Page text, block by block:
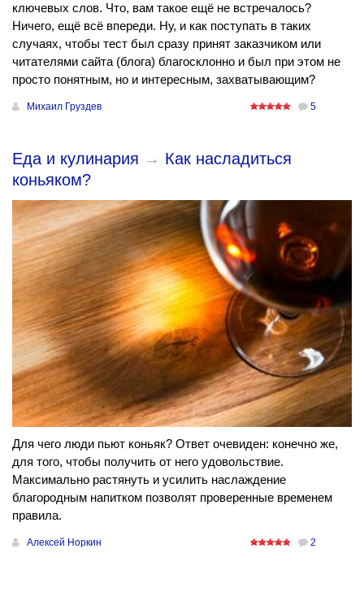
ключевых слов. Что, вам такое ещё не встречалось?
Ничего, ещё всё впереди. Ну, и как поступать в таких
случаях, чтобы тест был сразу принят заказчиком или
читателями сайта (блога) благосклонно и был при этом не
просто понятным, но и интересным, захватывающим?
Михаил Груздев 5
Еда и кулинария → Как насладиться
коньяком?
Для чего люди пьют коньяк? Ответ очевиден: конечно же,
для того, чтобы получить от него удовольствие.
Максимально растянуть и усилить наслаждение
благородным напитком позволят проверенные временем
правила.
Алексей Норкин 2